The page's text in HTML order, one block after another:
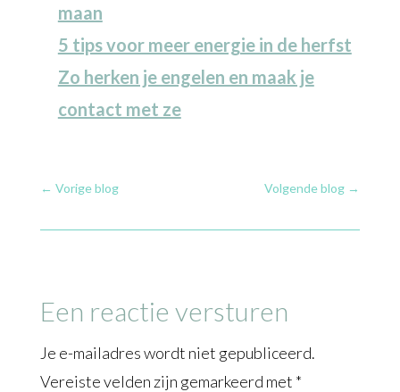
maan
5 tips voor meer energie in de herfst
Zo herken je engelen en maak je
contact met ze
← Vorige blog Volgende blog →
Een reactie versturen
Je e-mailadres wordt niet gepubliceerd.
Vereiste velden zijn gemarkeerd met *